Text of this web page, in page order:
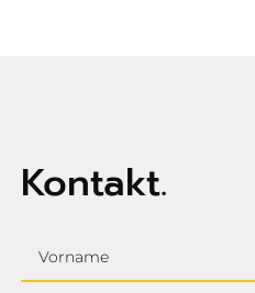
Kontakt.
Vorname